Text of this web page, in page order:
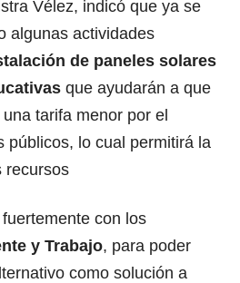
Vélez, indicó que ya se
algunas actividades
de paneles solares
que ayudarán a que
tarifa menor por el
públicos, lo cual permitirá la
recursos
con los
y Trabajo, para poder
como solución a